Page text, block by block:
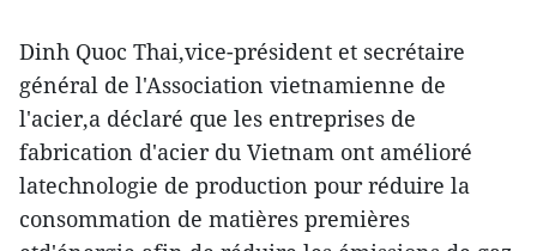
Dinh Quoc Thai,vice-président et secrétaire
général de l'Association vietnamienne de
l'acier,a déclaré que les entreprises de
fabrication d'acier du Vietnam ont amélioré
latechnologie de production pour réduire la
consommation de matières premières